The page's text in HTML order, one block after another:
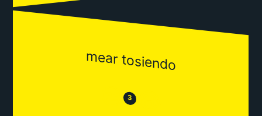
mear tosiendo
😒 3 😂